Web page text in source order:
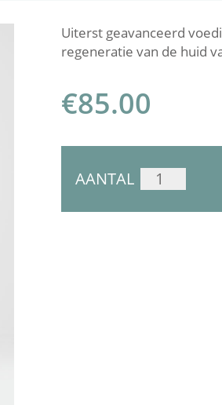
Uiterst geavanceerd
regeneratie van de huid
€85.00
AANTAL
QMS
COLLAGEN
INTRAVITAL